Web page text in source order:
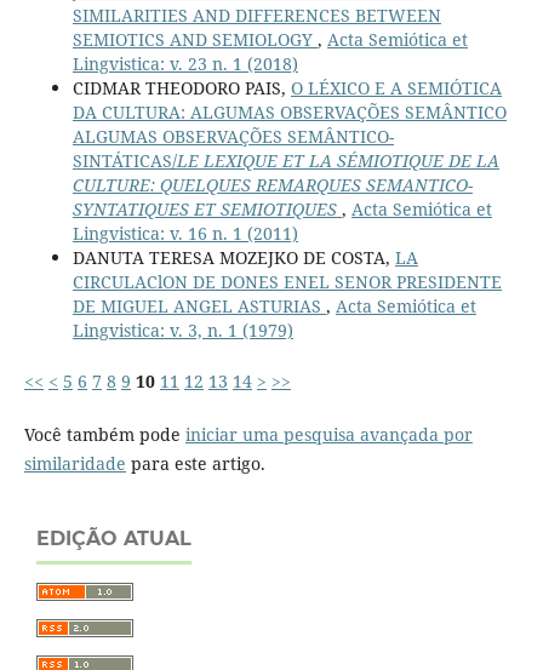
SIMILARITIES AND DIFFERENCES BETWEEN
SEMIOTICS AND SEMIOLOGY , Acta Semiótica et
Lingvistica: v. 23 n. 1 (2018)
CIDMAR THEODORO PAIS, O LÉXICO E A SEMIÓTICA
DA CULTURA: ALGUMAS OBSERVAÇÕES SEMÂNTICO
ALGUMAS OBSERVAÇÕES SEMÂNTICO-
SINTÁTICAS/LE LEXIQUE ET LA SÉMIOTIQUE DE LA
CULTURE: QUELQUES REMARQUES SEMANTICO-
SYNTATIQUES ET SEMIOTIQUES , Acta Semiótica et
Lingvistica: v. 16 n. 1 (2011)
DANUTA TERESA MOZEJKO DE COSTA, LA
CIRCULAClON DE DONES ENEL SENOR PRESIDENTE
DE MIGUEL ANGEL ASTURIAS , Acta Semiótica et
Lingvistica: v. 3, n. 1 (1979)
<< < 5 6 7 8 9 10 11 12 13 14 > >>
Você também pode iniciar uma pesquisa avançada por
similaridade para este artigo.
EDIÇÃO ATUAL